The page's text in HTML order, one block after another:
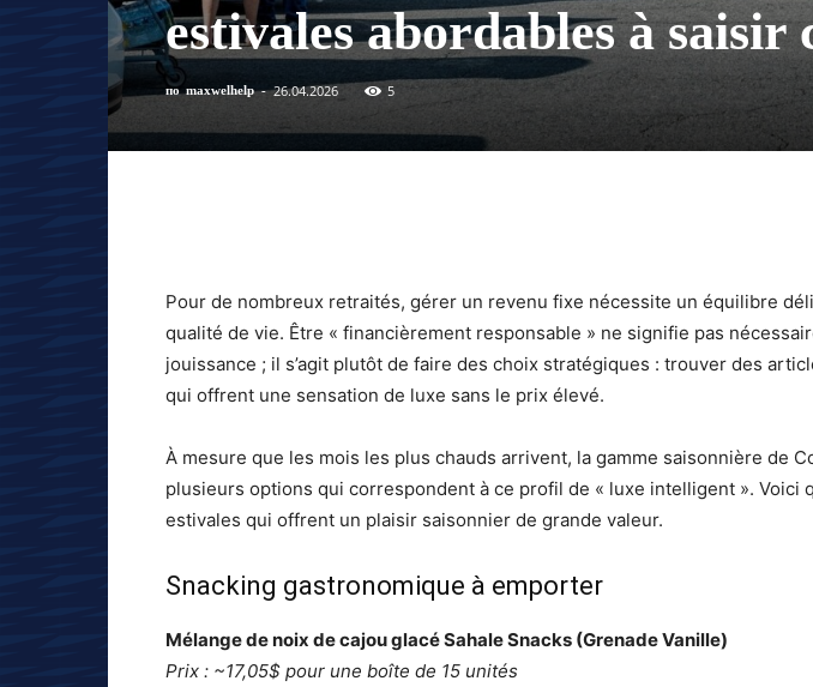
estivales abordables à saisir
по maxwelhelp - 26.04.2026 5
Pour de nombreux retraités, gérer un revenu fixe nécessite un équilibre
qualité de vie. Être « financièrement responsable » ne signifie pas
jouissance ; il s’agit plutôt de faire des choix stratégiques : trouver des
qui offrent une sensation de luxe sans le prix élevé.
À mesure que les mois les plus chauds arrivent, la gamme saisonnière de
plusieurs options qui correspondent à ce profil de « luxe intelligent ». Voici
estivales qui offrent un plaisir saisonnier de grande valeur.
Snacking gastronomique à emporter
Mélange de noix de cajou glacé Sahale Snacks (Grenade Vanille)
Prix : ~17,05$ pour une boîte de 15 unités